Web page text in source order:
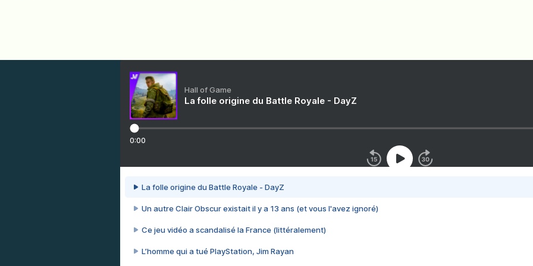
Hall of Game
La folle origine du Battle Royale - DayZ
0:00
La folle origine du Battle Royale - DayZ
Un autre Clair Obscur existait il y a 13 ans (et vous l'avez ignoré)
Ce jeu vidéo a scandalisé la France (littéralement)
L’homme qui a tué PlayStation, Jim Rayan